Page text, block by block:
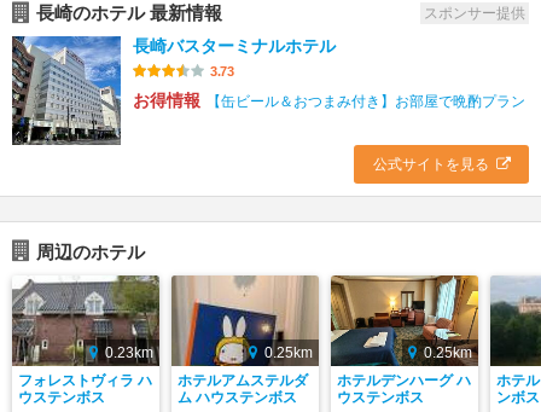
長崎のホテル 最新情報 スポンサー提供
長崎バスターミナルホテル
3.73
お得情報 【缶ビール＆おつまみ付き】お部屋で晩酌プラン
公式サイトを見る
周辺のホテル
0.23km
フォレストヴィラ ハ
ウステンボス
0.25km
ホテルアムステルダ
ム ハウステンボス
0.25km
ホテルデンハーグ ハ
ウステンボス
ホテ
ンボス